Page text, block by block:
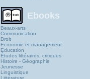
Ebooks
Beaux-arts
Communication
Droit
Economie et management
Education
Études littéraires, critiques
Histoire - Géographie
Jeunesse
Linguistique
Littérature